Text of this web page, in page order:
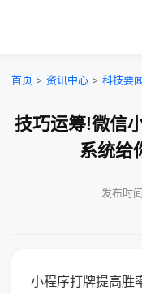
首页 > 资讯中心 > 科技要
技巧运筹!微信
系统给
发布时
小程序打牌提高胜